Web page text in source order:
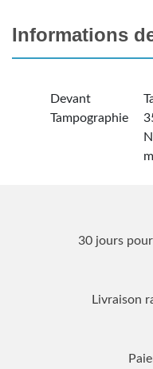
Informations
Devant
Tampographie
30 jours
Livraison